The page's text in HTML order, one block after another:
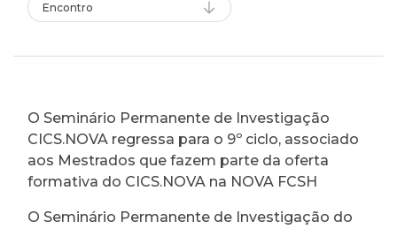
Encontro
O Seminário Permanente de Investigação
CICS.NOVA regressa para o 9º ciclo, associado
aos Mestrados que fazem parte da oferta
formativa do CICS.NOVA na NOVA FCSH
O Seminário Permanente de Investigação do